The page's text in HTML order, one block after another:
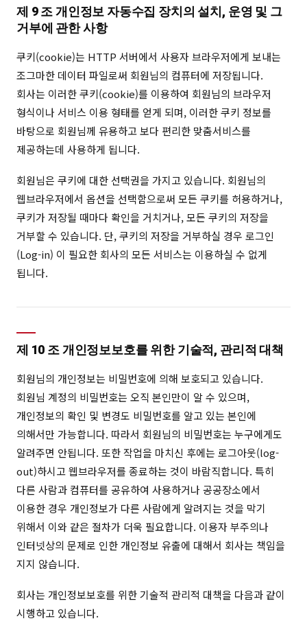
제 9 조 개인정보 자동수집 장치의 설치, 운영 및 그
거부에 관한 사항
쿠키(cookie)는 HTTP 서버에서 사용자 브라우저에게 보내는
조그마한 데이터 파일로써 회원님의 컴퓨터에 저장됩니다.
회사는 이러한 쿠키(cookie)를 이용하여 회원님의 브라우저
형식이나 서비스 이용 형태를 얻게 되며, 이러한 쿠키 정보를
바탕으로 회원님께 유용하고 보다 편리한 맞춤서비스를
제공하는데 사용하게 됩니다.
회원님은 쿠키에 대한 선택권을 가지고 있습니다. 회원님의
웹브라우저에서 옵션을 선택함으로써 모든 쿠키를 허용하거나,
쿠키가 저장될 때마다 확인을 거치거나, 모든 쿠키의 저장을
거부할 수 있습니다. 단, 쿠키의 저장을 거부하실 경우 로그인
(Log-in) 이 필요한 회사의 모든 서비스는 이용하실 수 없게
됩니다.
제 10 조 개인정보보호를 위한 기술적, 관리적 대책
회원님의 개인정보는 비밀번호에 의해 보호되고 있습니다.
회원님 계정의 비밀번호는 오직 본인만이 알 수 있으며,
개인정보의 확인 및 변경도 비밀번호를 알고 있는 본인에
의해서만 가능합니다. 따라서 회원님의 비밀번호는 누구에게도
알려주면 안됩니다. 또한 작업을 마치신 후에는 로그아웃(log-
out)하시고 웹브라우저를 종료하는 것이 바람직합니다. 특히
다른 사람과 컴퓨터를 공유하여 사용하거나 공공장소에서
이용한 경우 개인정보가 다른 사람에게 알려지는 것을 막기
위해서 이와 같은 절차가 더욱 필요합니다. 이용자 부주의나
인터넷상의 문제로 인한 개인정보 유출에 대해서 회사는 책임을
지지 않습니다.
회사는 개인정보보호를 위한 기술적 관리적 대책을 다음과 같이
시행하고 있습니다.